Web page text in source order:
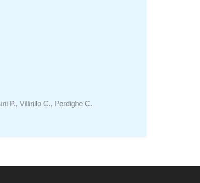
P., Villirillo C., Perdighe C.